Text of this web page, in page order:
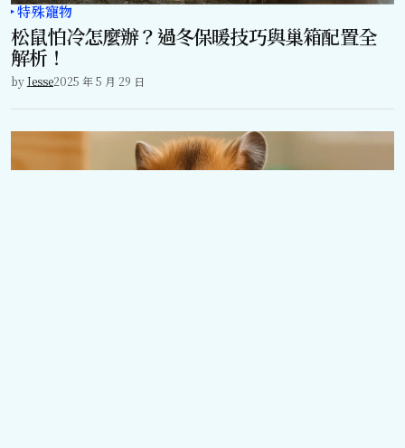
特殊寵物
松鼠怕冷怎麼辦？過冬保暖技巧與巢箱配置全
解析！
byJesse2025 年 5 月 29 日